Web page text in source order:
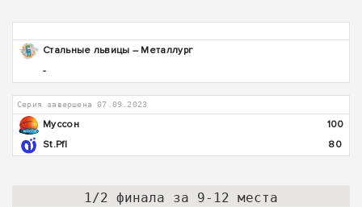
Стальные львицы – Металлург
-
Серия завершена 07.09.2023
Муссон
100
St.Pfl
80
1/2 финала за 9-12 места